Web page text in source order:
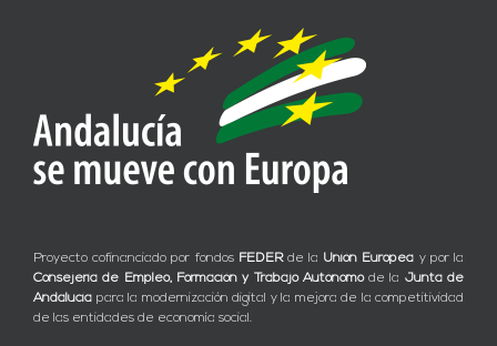
Proyecto cofinanciado por fondos FEDERde la Unión Europea y por la
Consejería de Empleo, Formación y Trabajo Autónomode la Junta de
Andalucía para la modernización digital y la mejora de la competitividad
de las entidades de economía social.